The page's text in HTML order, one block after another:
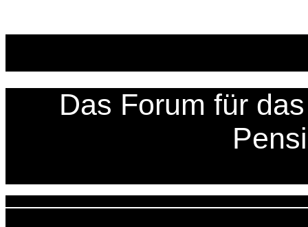
Das Forum für